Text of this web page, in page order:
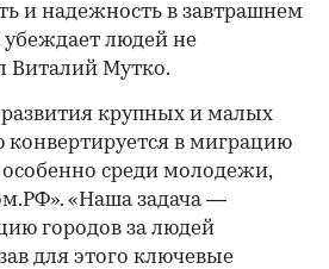
и надежность в завтрашнем
людей не
Виталий Мутко.
развития крупных и малых
конвертируется в миграцию
среди молодежи,
«Наша задача —
городов за людей
для этого ключевые